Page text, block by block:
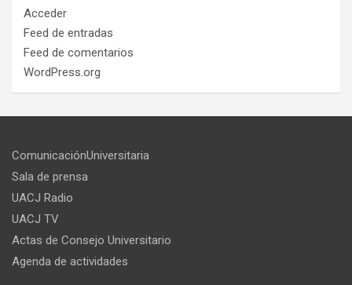
Acceder
Feed de entradas
Feed de comentarios
WordPress.org
ComunicaciónUniversitaria
Sala de prensa
UACJ Radio
UACJ TV
Actas de Consejo Universitario
Agenda de actividades